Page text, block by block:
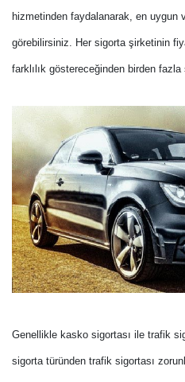
hizmetinden faydalanarak, en uygun
görebilirsiniz. Her sigorta şirketinin
farklılık göstereceğinden birden
Genellikle kasko sigortası ile trafik
sigorta türünden trafik sigortası